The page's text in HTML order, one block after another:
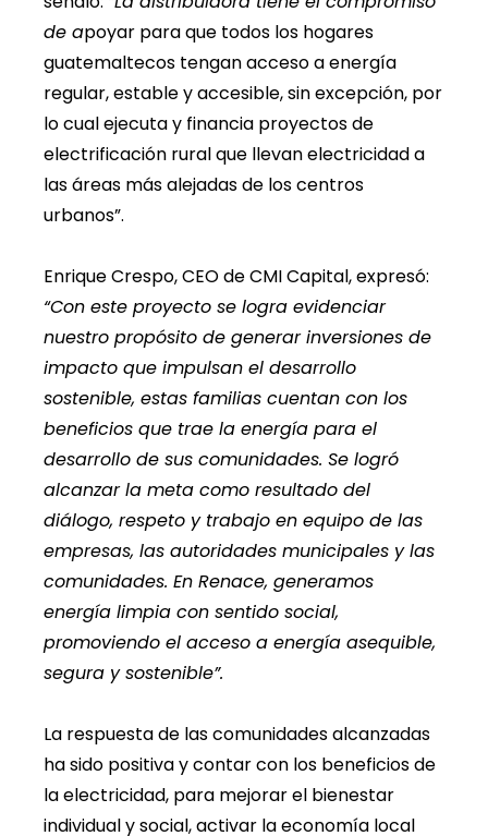
de apoyar para que todos los hogares
guatemaltecos tengan acceso a energía
regular, estable y accesible, sin excepción, por
lo cual ejecuta y financia proyectos de
electrificación rural que llevan electricidad a
las áreas más alejadas de los centros
urbanos”.
Enrique Crespo, CEO de CMI Capital, expresó:
“Con este proyecto se logra evidenciar
nuestro propósito de generar inversiones de
impacto que impulsan el desarrollo
sostenible, estas familias cuentan con los
beneficios que trae la energía para el
desarrollo de sus comunidades. Se logró
alcanzar la meta como resultado del
diálogo, respeto y trabajo en equipo de las
empresas, las autoridades municipales y las
comunidades. En Renace, generamos
energía limpia con sentido social,
promoviendo el acceso a energía asequible,
segura y sostenible”.
La respuesta de las comunidades alcanzadas
ha sido positiva y contar con los beneficios de
la electricidad, para mejorar el bienestar
individual y social, activar la economía local